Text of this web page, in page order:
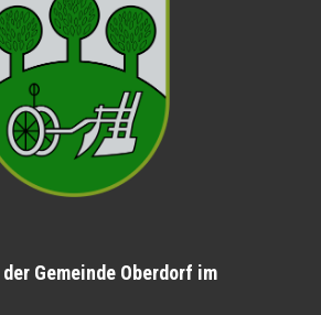
Gemeinde Oberdorf im